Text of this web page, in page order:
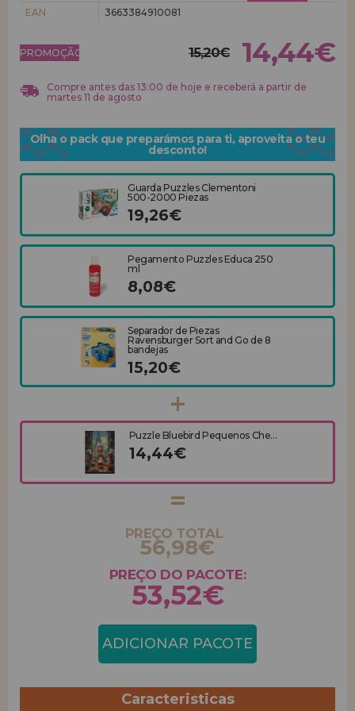
EAN
3663384910081
PROMOÇÃO! 15,20€ 14,44€
Compre antes das 13:00 de hoje e receberá a partir de
martes 11 de agosto
Olha o pack que preparámos para ti, aproveita o teu
desconto!
Guarda Puzzles Clementoni
500-2000 Piezas
19,26€
Pegamento Puzzles Educa 250
ml
8,08€
Separador de Piezas
Ravensburger Sort and Go de 8
bandejas
15,20€
Puzzle Bluebird Pequenos Che...
14,44€
PREÇO TOTAL
56,98€
PREÇO DO PACOTE:
53,52€
ADICIONAR PACOTE
Caracteristicas